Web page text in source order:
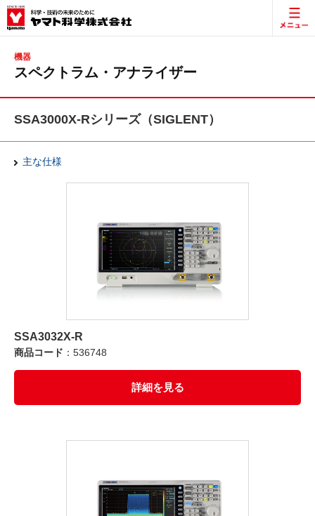
機器
スペクトラム・アナライザー
SSA3000X-Rシリーズ（SIGLENT）
主な仕様
SSA3032X-R
商品コード ：536748
詳細を見る